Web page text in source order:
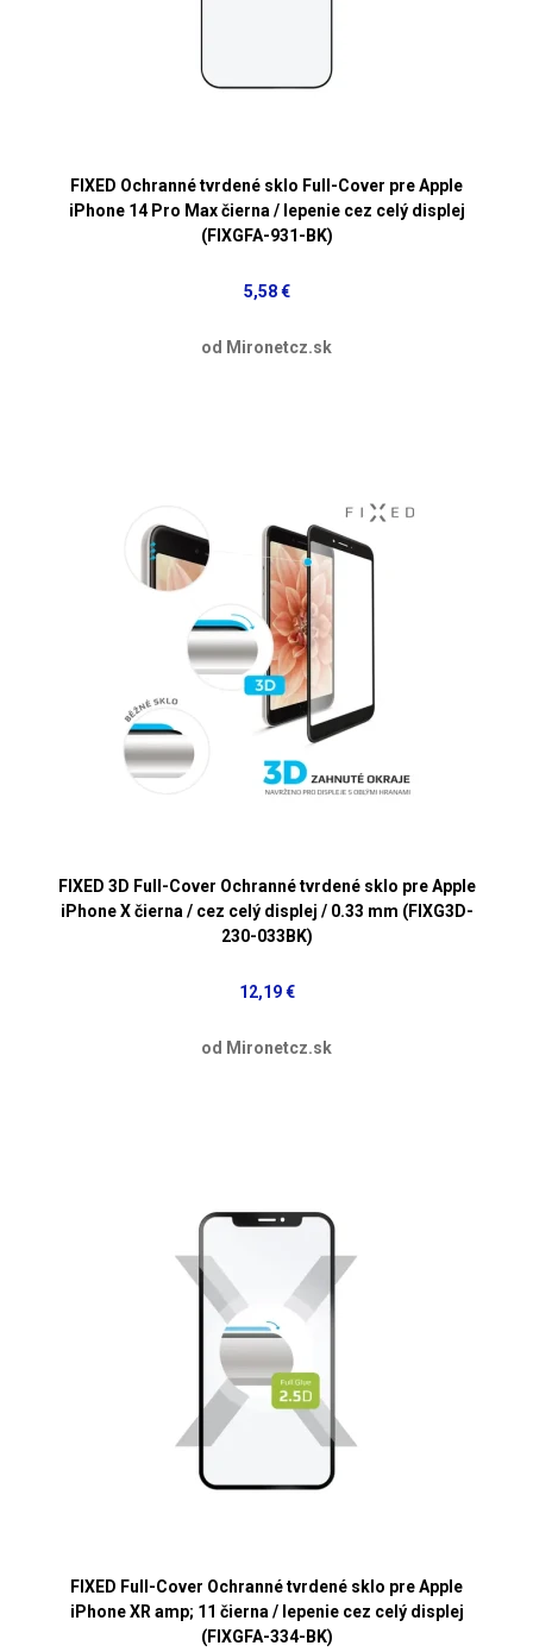
FIXED Ochranné tvrdené sklo Full-Cover pre Apple
iPhone 14 Pro Max čierna / lepenie cez celý displej
(FIXGFA-931-BK)
5,58 €
od Mironetcz.sk
FIXED 3D Full-Cover Ochranné tvrdené sklo pre Apple
iPhone X čierna / cez celý displej / 0.33 mm (FIXG3D-
230-033BK)
12,19 €
od Mironetcz.sk
FIXED Full-Cover Ochranné tvrdené sklo pre Apple
iPhone XR amp; 11 čierna / lepenie cez celý displej
(FIXGFA-334-BK)